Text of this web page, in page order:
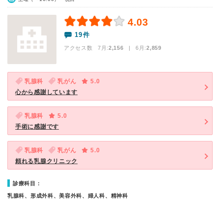
4.03
19件
アクセス数 7月:2,156 | 6月:2,859
乳腺科 乳がん
5.0
心から感謝しています
乳腺科
5.0
手術に感謝です
乳腺科 乳がん
5.0
頼れる乳腺クリニック
診療科目：
乳腺科、形成外科、美容外科、婦人科、精神科